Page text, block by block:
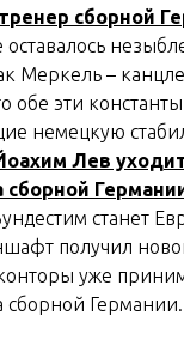
сборной
оставалось
Меркель –
обе эти
немецкую
Лев
сборной
станет
получил
уже
сборной Германии.